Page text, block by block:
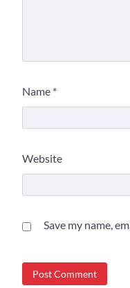
Name *
Website
Save my name,